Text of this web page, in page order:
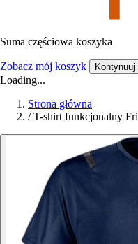
Suma częściowa koszyka
Zobacz mój koszyk
Loading...
Strona główna
/ T-shirt funkcjonalny